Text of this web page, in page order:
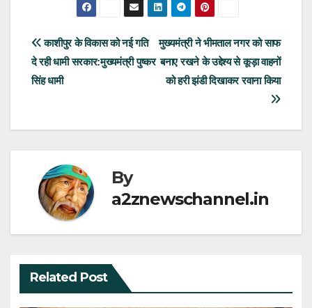
Post
navigation
मुख्यमंत्री ने भीमताल नगर को साफ
बनाए रखने के उद्देश्य से कूड़ा वाहनों
को हरी झंडी दिखाकर रवाना किया
काशीपुर के विकास को नई गति
दे रही धामी सरकार:मुख्यमंत्री पुष्कर
सिंह धामी
By
a2znewschannel.in
Related Post